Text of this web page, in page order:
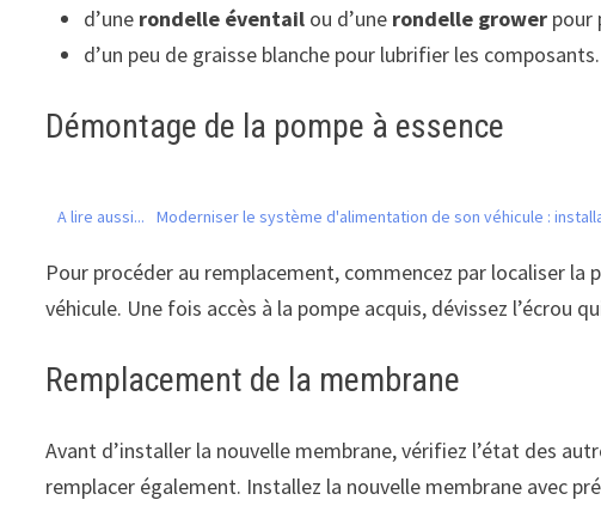
d’une rondelle éventail ou d’une rondelle grower pour
d’un peu de graisse blanche pour lubrifier les composants.
Démontage de la pompe à essence
A lire aussi... Moderniser le système d'alimentation de son véhicule :
Pour procéder au remplacement, commencez par localiser
véhicule. Une fois accès à la pompe acquis, dévissez
Remplacement de la membrane
Avant d’installer la nouvelle membrane, vérifiez l’état des
remplacer également. Installez la nouvelle membrane avec